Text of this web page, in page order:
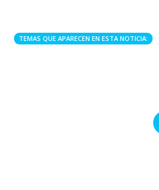
TEMAS QUE APARECEN EN ESTA NOTICIA: